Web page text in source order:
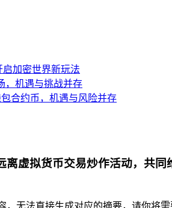
启加密世界新玩法
，机遇与挑战并存
合约币，机遇与风险并存
虚拟货币交易炒作活动，共
无法直接生成对应的摘要，请你将